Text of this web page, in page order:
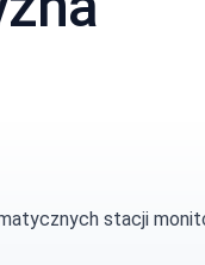
stacji